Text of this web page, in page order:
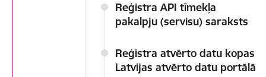
Reģistra API tīmekļa
pakalpju (servisu) saraksts
Reģistra atvērto datu kopas
Latvijas atvērto datu portālā